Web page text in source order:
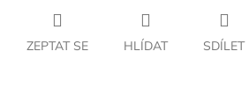
ZEPTAT SE HLÍDAT SDÍLET